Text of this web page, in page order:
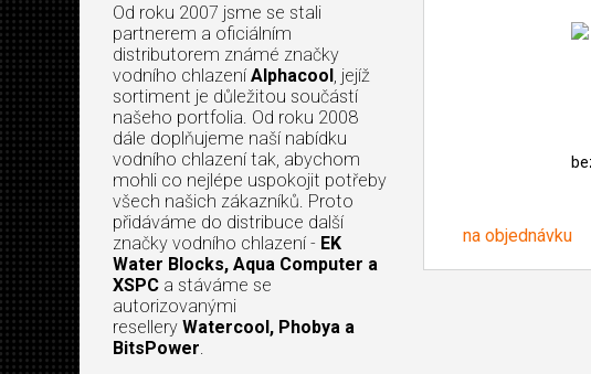
Od roku 2007 jsme se stali
partnerem a oficiálním
distributorem známé značky
vodního chlazení Alphacool, jejíž
sortiment je důležitou součástí
našeho portfolia. Od roku 2008
dále doplňujeme naší nabídku
vodního chlazení tak, abychom
mohli co nejlépe uspokojit potřeby
všech našich zákazníků. Proto
přidáváme do distribuce další
značky vodního chlazení - EK
Water Blocks, Aqua Computer a
XSPC a stáváme se
autorizovanými
resellery Watercool, Phobya a
BitsPower.
na objednávku